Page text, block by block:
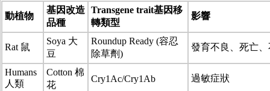
動植物
基因改造
品種
Transgene trait基因移
轉類型
影響
Rat 鼠
Soya 大
豆
Roundup Ready (容忍
除草劑)
發育不良、死亡
Humans
人類
Cotton 棉
花
Cry1Ac/Cry1Ab 過敏症狀